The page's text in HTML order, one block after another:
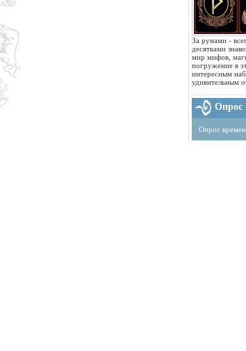
За рунами -
десятками
мир мифов,
погружение в
интересным
удивительным
Опрос
Опрос